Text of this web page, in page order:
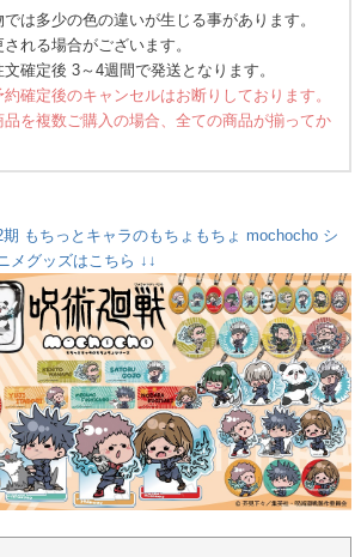
は多少の色の違いが生じる事があります。
れる場合がございます。
確定後 3～4週間で発送となります。
確定後のキャンセルはお断りしております。
品を複数ご購入の場合、全ての商品が揃ってか
もちっとキャラのもちょもちょ mochocho シ
メグッズはこちら ↓↓